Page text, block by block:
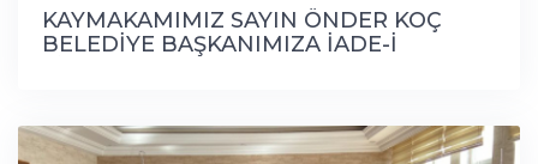
KAYMAKAMIMIZ SAYIN ÖNDER KOÇ
BELEDİYE BAŞKANIMIZA İADE-İ